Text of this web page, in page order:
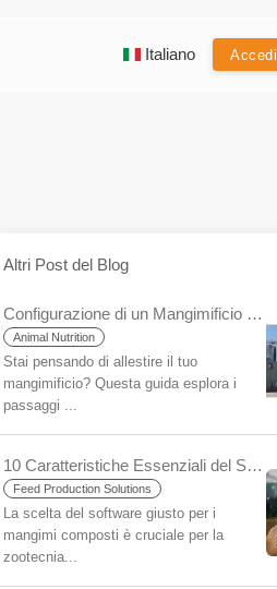
Italiano Accedi
Altri Post del Blog
Configurazione di un Mangimificio per Principianti: Una Guida Passo Passo
Animal Nutrition
Stai pensando di allestire il tuo
mangimificio? Questa guida esplora i
passaggi ...
10 Caratteristiche Essenziali del Software per Mangimi Composti e la Differenza YemYap
Feed Production Solutions
La scelta del software giusto per i
mangimi composti è cruciale per la
zootecnia...